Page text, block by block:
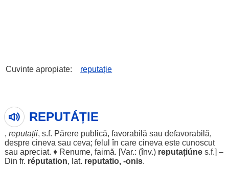
Cuvinte apropiate: reputație
REPUTÁȚIE
, reputații, s.f. Părere publică, favorabilă sau defavorabilă,
desprecineva sau ceva; felul în care cineva este cunoscut
sau apreciat. ♦ Renume, faimă. [Var.: (înv.) reputațiúnes.f.] –
Din fr. réputation, lat. reputatio, -onis.